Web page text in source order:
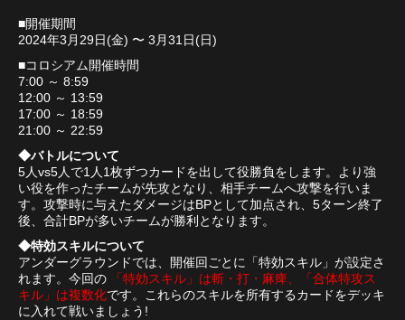
■開催期間
2024年3月29日(金) 〜 3月31日(日)
■コロシアム開催時間
7:00 ～ 8:59
12:00 ～ 13:59
17:00 ～ 18:59
21:00 ～ 22:59
◆バトルについて
5人vs5人で1人1枚ずつカードを出して役勝負をします。より強
い役を作ったチームが先攻となり、相手チームへ攻撃を行いま
す。攻撃時に与えたダメージはBPとして加点され、5ターン終了
後、合計BPが多いチームが勝利となります。
◆特効スキルについて
アンダーグラウンドでは、開催回ごとに「特効スキル」が設定さ
れます。今回の
「特効スキル」は斬・打・麻痺、「合体特攻ス
キル」は複数化です。これらのスキルを所有するカードをデッキ
に入れて戦いましょう!